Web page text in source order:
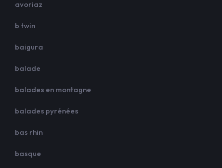
avoriaz
b twin
baigura
balade
balades en montagne
balades pyrénées
bas rhin
basque